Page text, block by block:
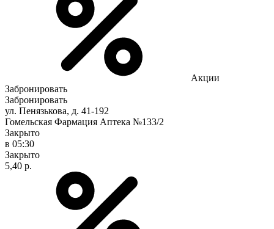
Акции
Забронировать
Забронировать
ул. Пенязькова, д. 41-192
Гомельская Фармация Аптека №133/2
Закрыто
в 05:30
Закрыто
5,40 р.